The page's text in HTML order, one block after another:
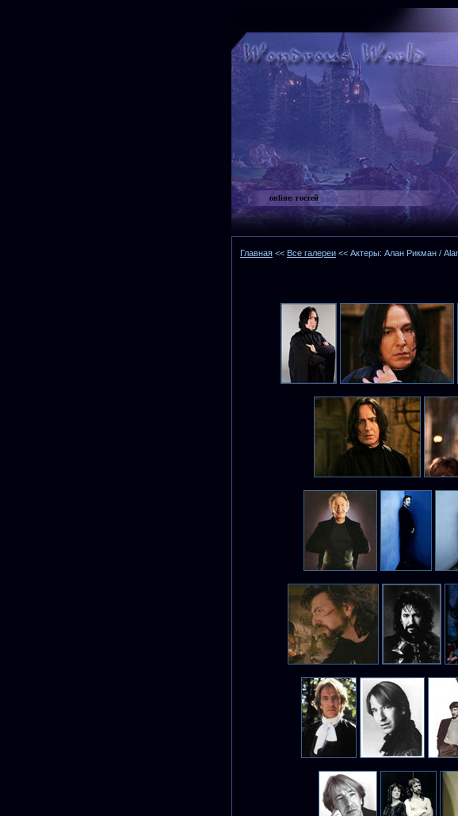
online: гостей
Главная << Все галереи << Актеры: Алан Рикман /